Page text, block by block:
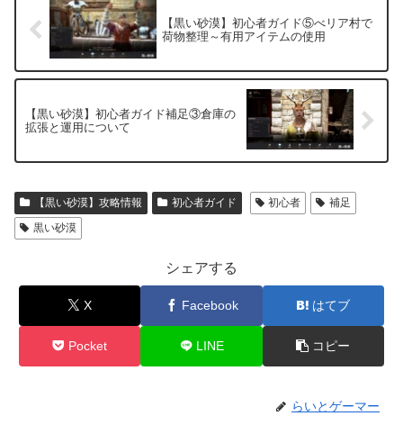
【黒い砂漠】初心者ガイド⑤べリア村で
荷物整理～有用アイテムの使用
【黒い砂漠】初心者ガイド補足③倉庫の
拡張と運用について
【黒い砂漠】攻略情報 初心者ガイド 初心者
補足
黒い砂漠
シェアする
X Facebook はてブ
Pocket LINE コピー
らいとゲーマー